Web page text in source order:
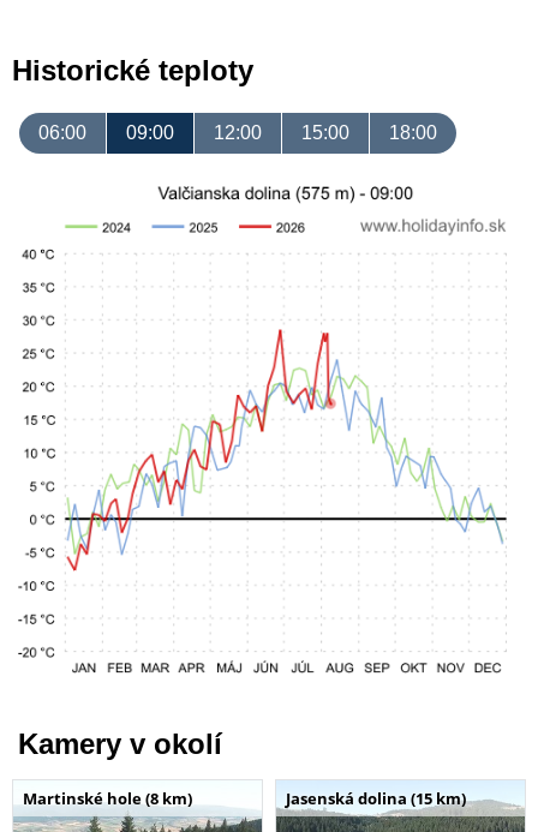
Historické teploty
06:00 09:00 12:00 15:00 18:00
Kamery v okolí
Martinské hole (8 km) Jasenská dolina (15 km)